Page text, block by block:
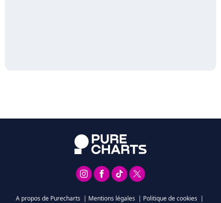
A propos de Purecharts | Mentions légales | Politique de cookies |